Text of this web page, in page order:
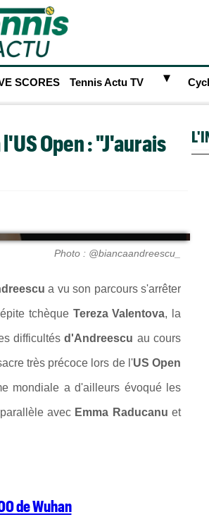
SCORES Tennis Actu TV ►
Open : "J'aurais
Photo : @biancaandreescu_
a vu son parcours s'arrêter
tchèqueTereza Valentova, la
difficultésd'Andreescu au cours
très précoce lors de l'US Open
mondiale a d'ailleurs évoqué les
avec Emma Raducanuet
de Wuhan